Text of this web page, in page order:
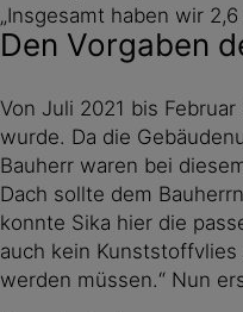
„Insgesamt haben wir
Den Vorgaben
Von Juli 2021 bis
wurde. Da die
Bauherr waren bei
Dach sollte dem
konnte Sika hier die
auch kein
werden müssen.“ Nun